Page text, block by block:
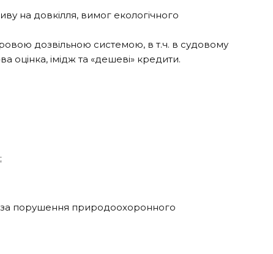
на довкілля, вимог екологічного
дозвільною системою, в т.ч. в судовому
оцінка, імідж та «дешеві» кредити.
за порушення природоохоронного